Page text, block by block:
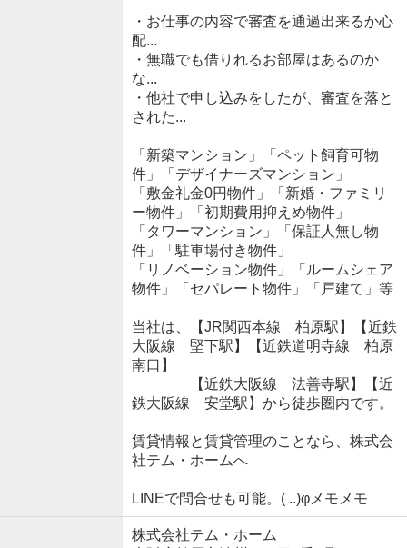
・お仕事の内容で審査を通過出来るか心
配...
・無職でも借りれるお部屋はあるのか
な...
・他社で申し込みをしたが、審査を落と
された...
「新築マンション」「ペット飼育可物
件」「デザイナーズマンション」
「敷金礼金0円物件」「新婚・ファミリ
ー物件」「初期費用抑えめ物件」
「タワーマンション」「保証人無し物
件」「駐車場付き物件」
「リノベーション物件」「ルームシェア
物件」「セパレート物件」「戸建て」等
当社は、【JR関西本線 柏原駅】【近鉄
大阪線 堅下駅】【近鉄道明寺線 柏原
南口】
【近鉄大阪線 法善寺駅】【近
鉄大阪線 安堂駅】から徒歩圏内です。
賃貸情報と賃貸管理のことなら、株式会
社テム・ホームへ
LINEで問合せも可能。( ..)φメモメモ
株式会社テム・ホーム